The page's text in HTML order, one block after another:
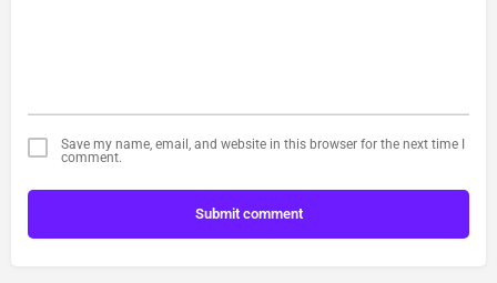
Save my name, email, and website in this browser for the next time I
comment.
Submit comment